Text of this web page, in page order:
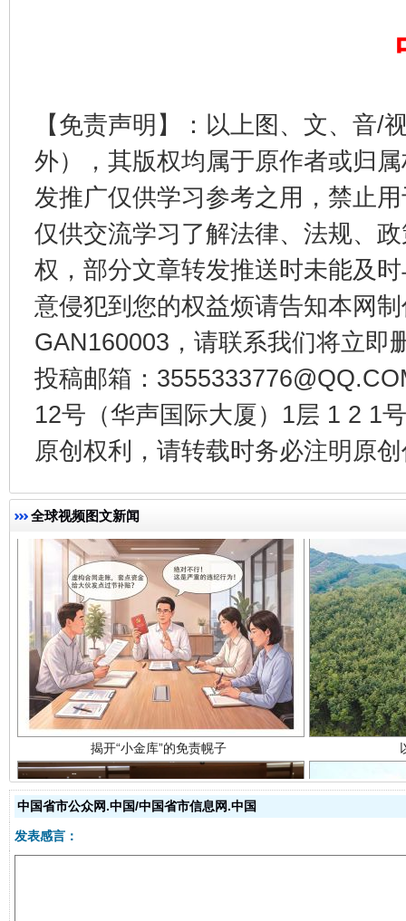
【免责声明】：以上图、文、音/
外），其版权均属于原作者或归
发推广仅供学习参考之用，禁止
仅供交流学习了解法律、法规、
权，部分文章转发推送时未能及
意侵犯到您的权益烦请告知本网
GAN160003，请联系我们将立即
投稿邮箱：
12号（华声国际大厦）1层 1 2 1
原创权利，请转载时务必注明原
全球视频图文新闻
东山县通报“牛蛙产品抗生素超标问题” 法
揭开“小金库”的免责幌子
中国省市公众网.中国/中国省市信息网.中国
发表感言：